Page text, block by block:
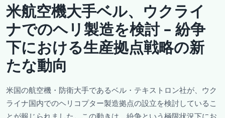
米航空機大手ベル、ウクライ
ナでのヘリ製造を検討 – 紛争
下における生産拠点戦略の新
たな動向
米国の航空機・防衛大手であるベル・テキストロン社が、ウク
ライナ国内でのヘリコプター製造拠点の設立を検討しているこ
とが報じられました。この動きは、紛争という極限状況下にお